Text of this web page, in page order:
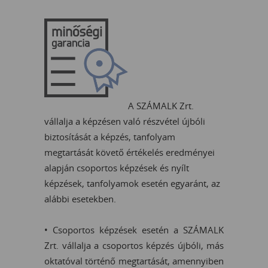
A SZÁMALK Zrt.
vállalja a képzésen való részvétel újbóli
biztosítását a képzés, tanfolyam
megtartását követő értékelés eredményei
alapján csoportos képzések és nyílt
képzések, tanfolyamok esetén egyaránt, az
alábbi esetekben.
• Csoportos képzések esetén a SZÁMALK
Zrt. vállalja a csoportos képzés újbóli, más
oktatóval történő megtartását, amennyiben